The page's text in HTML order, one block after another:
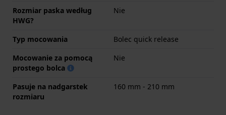
Rozmiar paska według
HWG?
Nie
Typ mocowania
Bolec quick release
Mocowanie za pomocą
prostego bolca
Nie
Pasuje na nadgarstek
rozmiaru
160 mm - 210 mm